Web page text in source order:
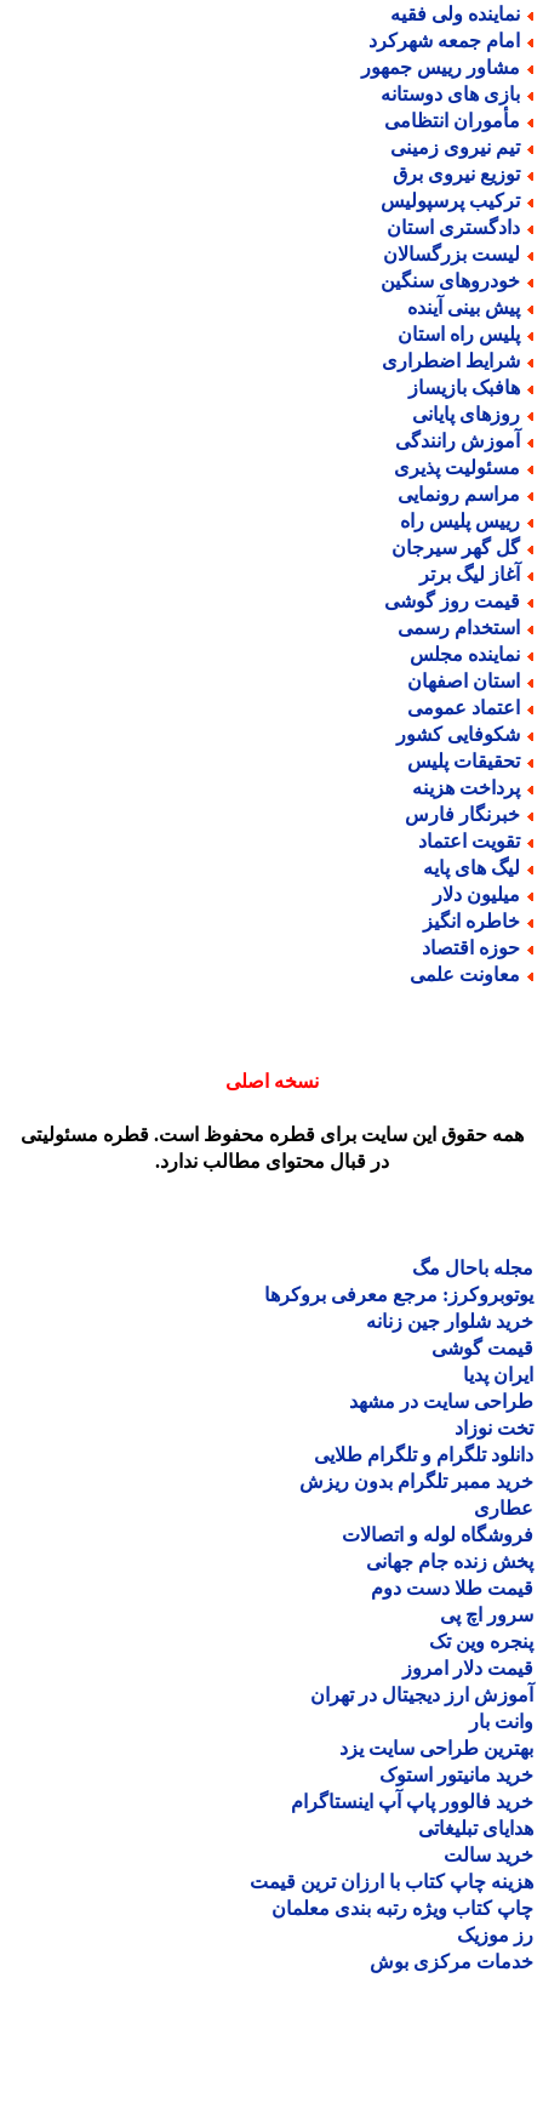
ولی فقیه
جمعه شهرکرد
رییس جمهور
های دوستانه
انتظامی
نیروی زمینی
نیروی برق
پرسپولیس
استان
بزرگسالان
سنگین
بینی آینده
راه استان
اضطراری
بازیساز
پایانی
رانندگی
پذیری
رونمایی
پلیس راه
گهر سیرجان
لیگ برتر
روز گوشی
رسمی
مجلس
اصفهان
عمومی
کشور
پلیس
هزینه
فارس
اعتماد
های پایه
دلار
انگیز
اقتصاد
علمی
نسخه اصلی
حقوق این سایت برای قطره محفوظ است. قطره مسئولیتی
در قبال محتوای مطالب ندارد.
باحال مگ
مرجع معرفی بروکرها
شلوار جین زنانه
گوشی
پدیا
سایت در مشهد
نوزاد
تلگرام و تلگرام طلایی
ممبر تلگرام بدون ریزش
لوله و اتصالات
زنده جام جهانی
طلا دست دوم
اچ پی
وین تک
دلار امروز
ارز دیجیتال در تهران
بار
طراحی سایت یزد
مانیتور استوک
فالوور پاپ آپ اینستاگرام
تبلیغاتی
سالت
چاپ کتاب با ارزان ترین قیمت
کتاب ویژه رتبه بندی معلمان
موزیک
مرکزی بوش